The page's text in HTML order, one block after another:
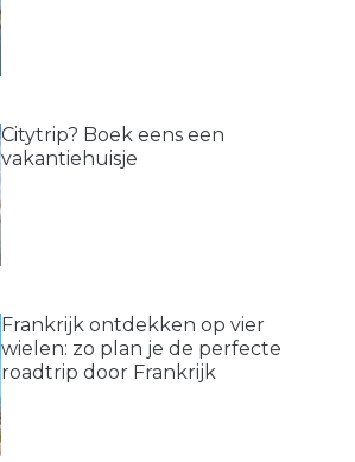
Citytrip? Boek eens een
vakantiehuisje
Frankrijk ontdekken op vier
wielen: zo plan je de perfecte
roadtrip door Frankrijk